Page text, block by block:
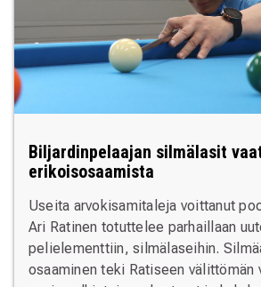
Biljardinpelaajan silmälasit
erikoisosaamista
Useita arvokisamitaleja voittanut
Ari Ratinen totuttelee parhaillaan
pelielementtiin, silmälaseihin.
osaaminen teki Ratiseen välittömän